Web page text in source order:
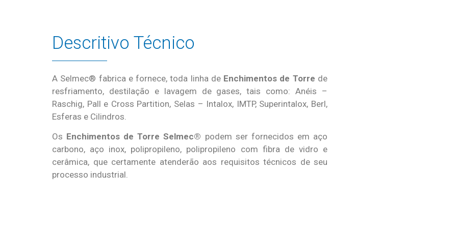
Descritivo Técnico
A Selmec® fabrica e fornece, toda linha de Enchimentos de Torre de
resfriamento, destilação e lavagem de gases, tais como: Anéis –
Raschig, Pall e Cross Partition, Selas – Intalox, IMTP, Superintalox, Berl,
Esferas e Cilindros.
Os Enchimentos de Torre Selmec® podem ser fornecidos em aço
carbono, aço inox, polipropileno, polipropileno com fibra de vidro e
cerâmica, que certamente atenderão aos requisitos técnicos de seu
processo industrial.